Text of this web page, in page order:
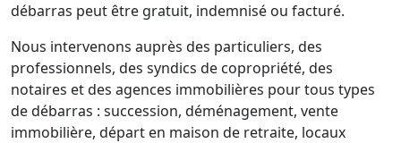
débarras peut être gratuit, indemnisé ou facturé.
Nous intervenons auprès des particuliers, des
professionnels, des syndics de copropriété, des
notaires et des agences immobilières pour tous types
de débarras : succession, déménagement, vente
immobilière, départ en maison de retraite, locaux